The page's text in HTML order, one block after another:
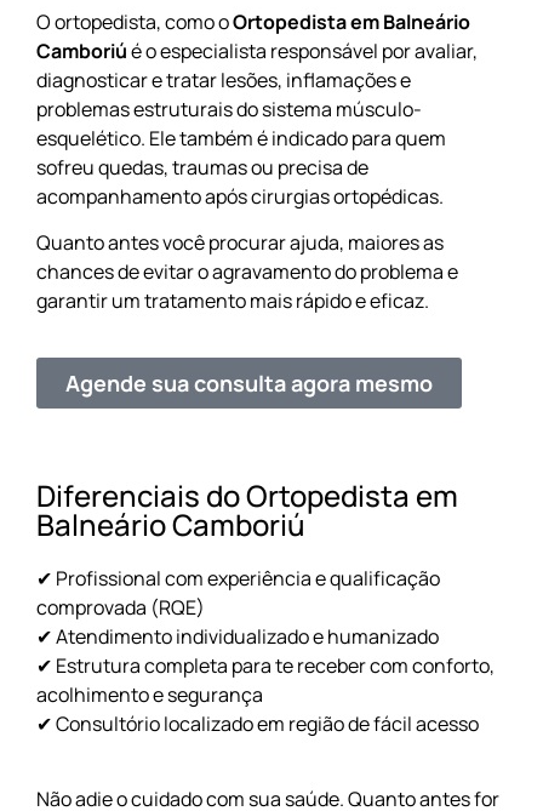
O ortopedista, como oOrtopedista em Balneário
Camboriúé o especialista responsável por avaliar,
diagnosticar e tratar lesões, inflamações e
problemas estruturais do sistema músculo-
esquelético. Ele também é indicado para quem
sofreu quedas, traumas ou precisa de
acompanhamento após cirurgias ortopédicas.
Quanto antes você procurar ajuda, maiores as
chances de evitar o agravamento do problema e
garantir um tratamento mais rápido e eficaz.
Agende sua consulta agora mesmo
Diferenciais do Ortopedista em
Balneário Camboriú
✔ Profissional com experiência e qualificação
comprovada (RQE)
✔ Atendimento individualizado e humanizado
✔ Estrutura completa para te receber com conforto,
acolhimento e segurança
✔ Consultório localizado em região de fácil acesso
Não adie o cuidado com sua saúde. Quanto antes for